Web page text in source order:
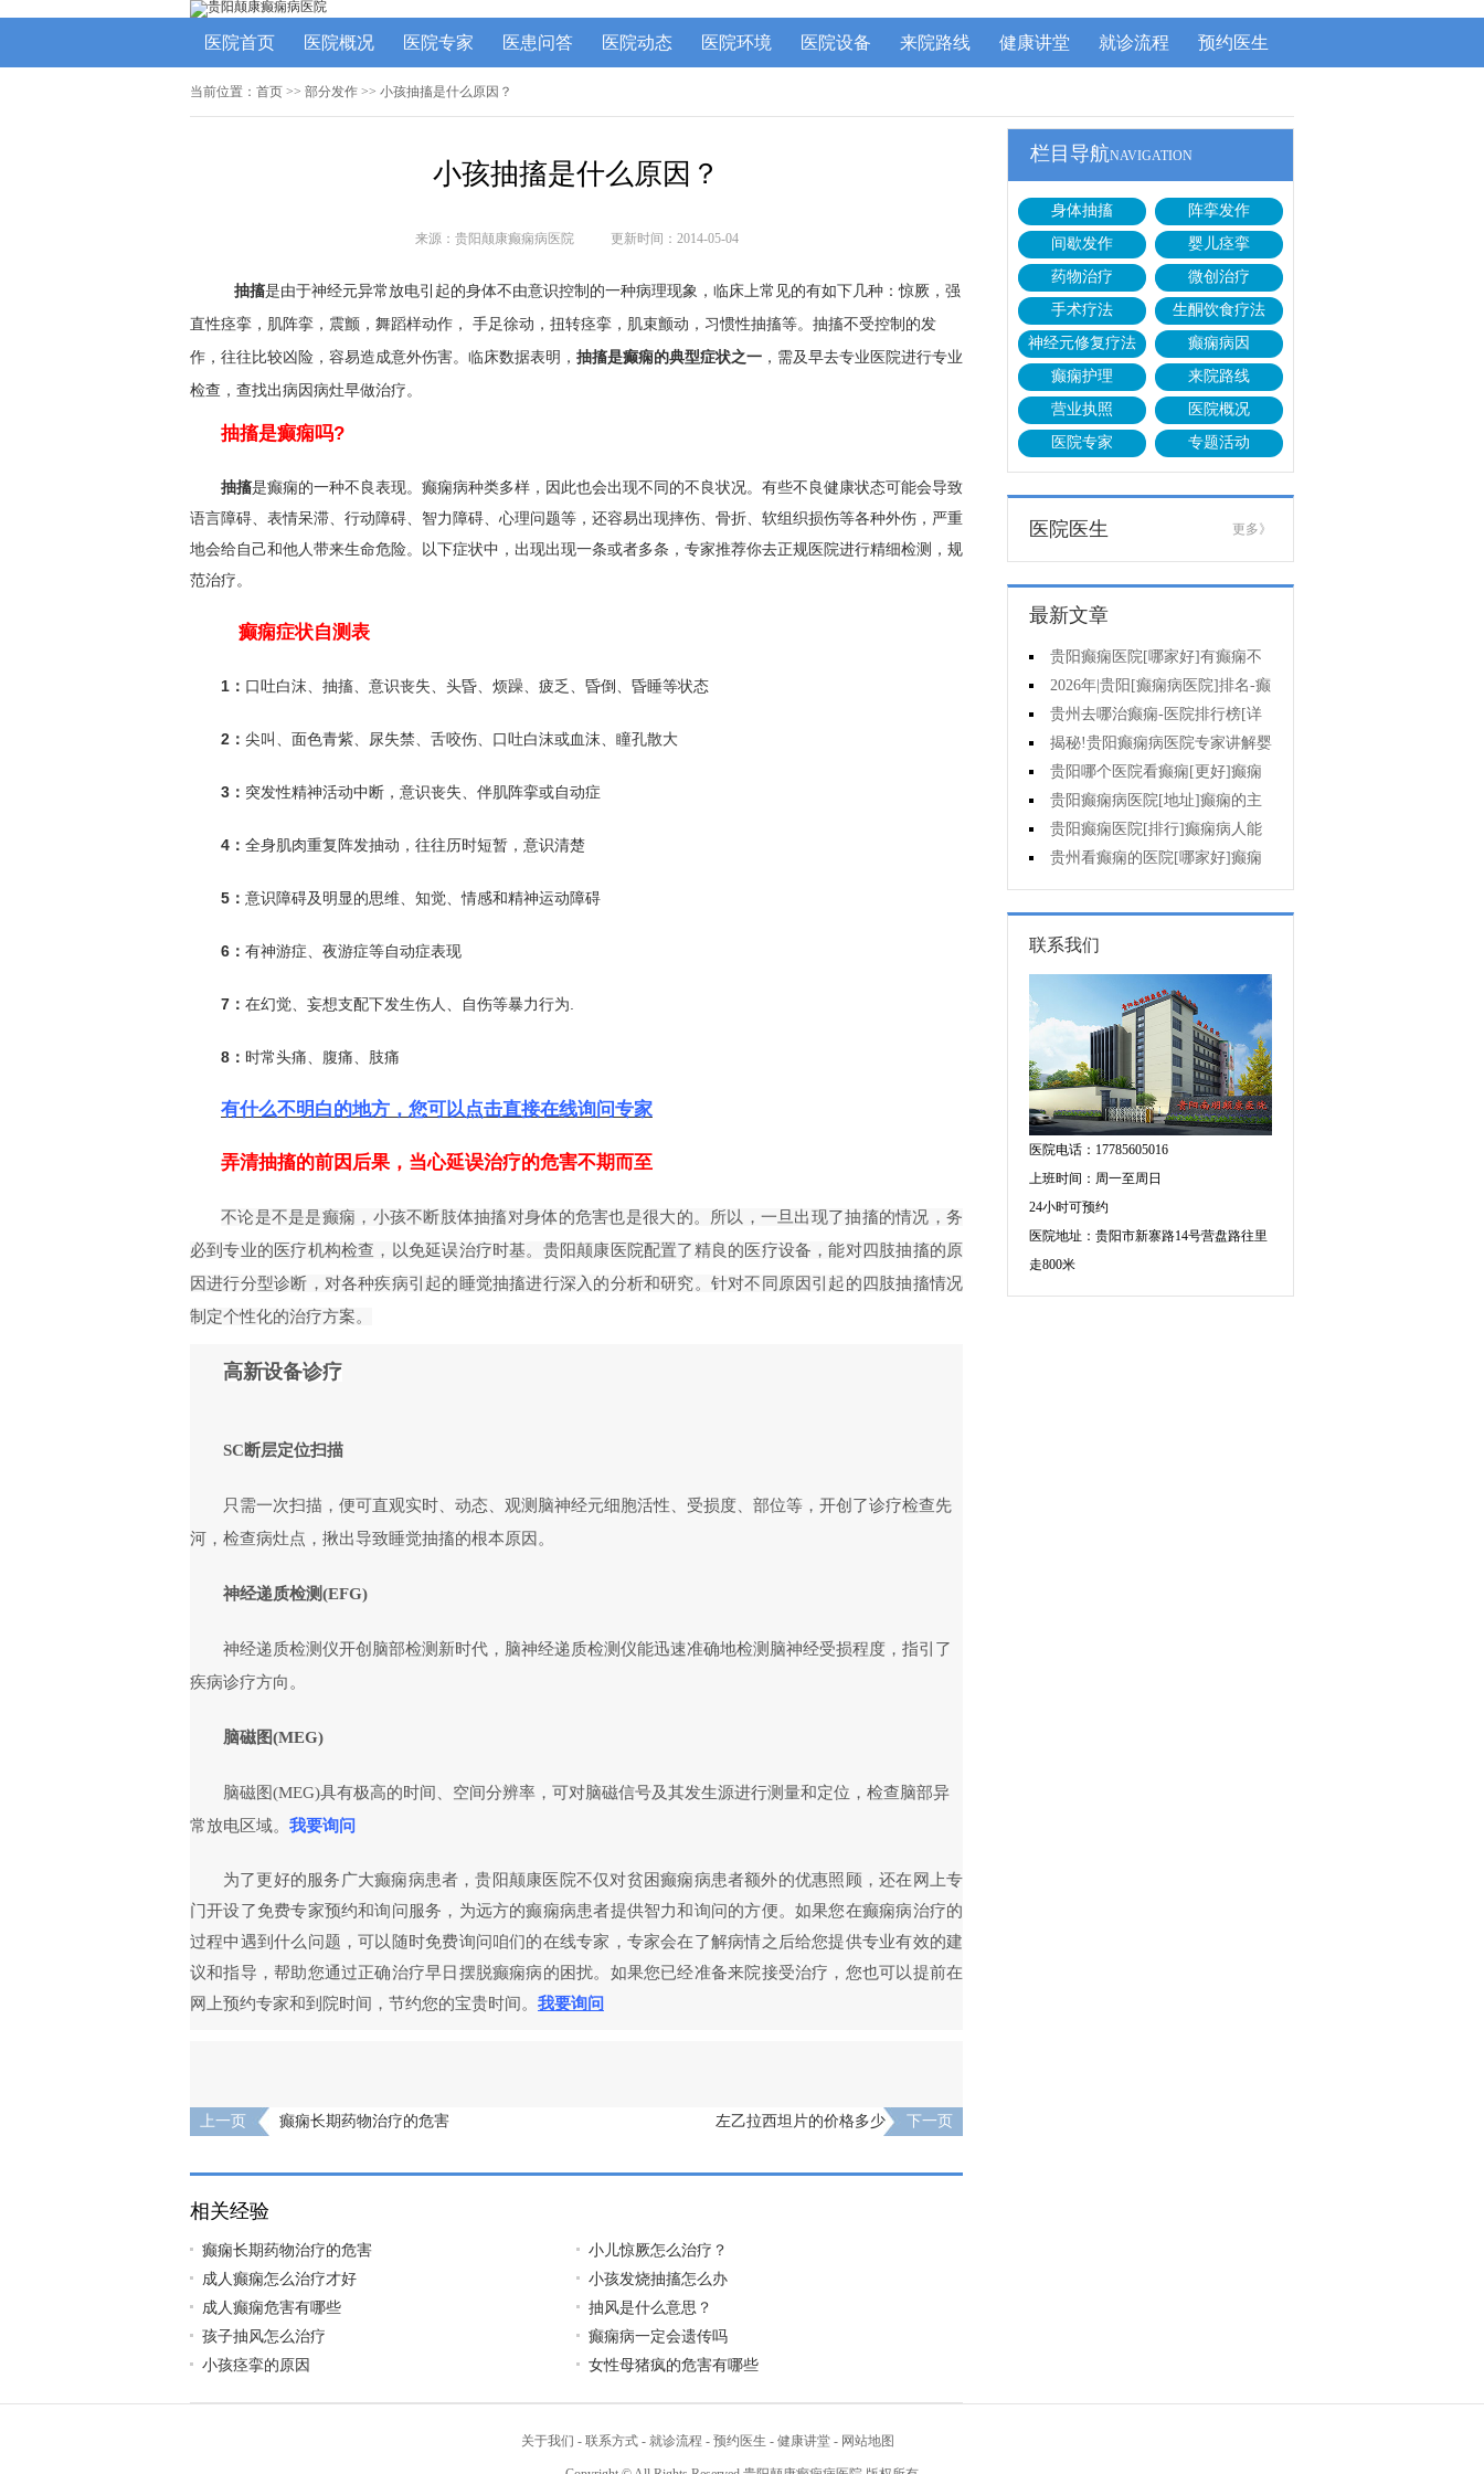
医院首页 医院概况 医院专家 医患问答 医院动态 医院环境 医院设备 来院路线 健康讲堂 就诊流程 预约医生
当前位置： 首页 >> 部分发作 >> 小孩抽搐是什么原因？
小孩抽搐是什么原因？
来源：贵阳颠康癫痫病医院 更新时间：2014-05-04
抽搐是由于神经元异常放电引起的身体不由意识控制的一种病理现象，临床上常见的有如下几种：惊厥，强
直性痉挛，肌阵挛，震颤，舞蹈样动作， 手足徐动，扭转痉挛，肌束颤动，习惯性抽搐等。抽搐不受控制的发
作，往往比较凶险，容易造成意外伤害。临床数据表明， 抽搐是癫痫的典型症状之一 ，需及早去专业医院进行专业
检查，查找出病因病灶早做治疗。
抽搐是癫痫吗?
抽搐是癫痫的一种不良表现。癫痫病种类多样，因此也会出现不同的不良状况。有些不良健康状态可能会导致
语言障碍、表情呆滞、行动障碍、智力障碍、心理问题等，还容易出现摔伤、骨折、软组织损伤等各种外伤，严重
地会给自己和他人带来生命危险。以下症状中，出现出现一条或者多条，专家推荐你去正规医院进行精细检测，规
范治疗。
癫痫症状自测表
1： 口吐白沫、抽搐、意识丧失、头昏、烦躁、疲乏、昏倒、昏睡等状态
2： 尖叫、面色青紫、尿失禁、舌咬伤、口吐白沫或血沫、瞳孔散大
3： 突发性精神活动中断，意识丧失、伴肌阵挛或自动症
4： 全身肌肉重复阵发抽动，往往历时短暂，意识清楚
5： 意识障碍及明显的思维、知觉、情感和精神运动障碍
6： 有神游症、夜游症等自动症表现
7： 在幻觉、妄想支配下发生伤人、自伤等暴力行为.
8： 时常头痛、腹痛、肢痛
有什么不明白的地方，您可以点击直接在线询问专家
弄清抽搐的前因后果，当心延误治疗的危害不期而至
不论是不是是癫痫，小孩不断肢体抽搐对身体的危害也是很大的。所以，一旦出现了抽搐的情况，务
必到专业的医疗机构检查，以免延误治疗时基。贵阳颠康医院配置了精良的医疗设备，能对四肢抽搐的原
因进行分型诊断，对各种疾病引起的睡觉抽搐进行深入的分析和研究。针对不同原因引起的四肢抽搐情况
制定个性化的治疗方案。
高新设备诊疗
SC断层定位扫描
只需一次扫描，便可直观实时、动态、观测脑神经元细胞活性、受损度、部位等，开创了诊疗检查先
河，检查病灶点，揪出导致睡觉抽搐的根本原因。
神经递质检测(EFG)
神经递质检测仪开创脑部检测新时代，脑神经递质检测仪能迅速准确地检测脑神经受损程度，指引了
疾病诊疗方向。
脑磁图(MEG)
脑磁图(MEG)具有极高的时间、空间分辨率，可对脑磁信号及其发生源进行测量和定位，检查脑部异
常放电区域。 我要询问
为了更好的服务广大癫痫病患者，贵阳颠康医院不仅对贫困癫痫病患者额外的优惠照顾，还在网上专
门开设了免费专家预约和询问服务，为远方的癫痫病患者提供智力和询问的方便。如果您在癫痫病治疗的
过程中遇到什么问题，可以随时免费询问咱们的在线专家，专家会在了解病情之后给您提供专业有效的建
议和指导，帮助您通过正确治疗早日摆脱癫痫病的困扰。如果您已经准备来院接受治疗，您也可以提前在
网上预约专家和到院时间，节约您的宝贵时间。 我要询问
上一页 癫痫长期药物治疗的危害 左乙拉西坦片的价格多少 下一页
相关经验
癫痫长期药物治疗的危害
小儿惊厥怎么治疗？
成人癫痫怎么治疗才好
小孩发烧抽搐怎么办
成人癫痫危害有哪些
抽风是什么意思？
孩子抽风怎么治疗
癫痫病一定会遗传吗
小孩痉挛的原因
女性母猪疯的危害有哪些
栏目导航NAVIGATION
身体抽搐
阵挛发作
间歇发作
婴儿痉挛
药物治疗
微创治疗
手术疗法
生酮饮食疗法
神经元修复疗法
癫痫病因
癫痫护理
来院路线
营业执照
医院概况
医院专家
专题活动
医院医生 更多》
最新文章
贵阳癫痫医院[哪家好]有癫痫不
能吃什么?
2026年|贵阳[癫痫病医院]排名-癫
痫病人检查对身体有影响吗?
贵州去哪治癫痫-医院排行榜[详
细排名]癫痫会导致病人精神失常
吗?
揭秘!贵阳癫痫病医院专家讲解婴
儿为什么会得癫痫呢
贵阳哪个医院看癫痫[更好]癫痫
发作有什么症状表现?
贵阳癫痫病医院[地址]癫痫的主
要症状是什么?
贵阳癫痫医院[排行]癫痫病人能
熬夜吗?
贵州看癫痫的医院[哪家好]癫痫
的三大类原因?
联系我们
医院电话：17785605016
上班时间：周一至周日
24小时可预约
医院地址：贵阳市新寨路14号营盘路往里
走800米
关于我们 - 联系方式 - 就诊流程 - 预约医生 - 健康讲堂 - 网站地图